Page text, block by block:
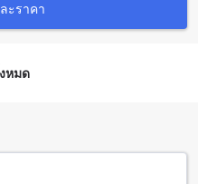
งถึงโรงแรมมรกตในเมือง
งเป็นจังหวัดชุมพร ในการเดิน
เวลาเดินทางประมาณ 30
รถแท็กซี่หรือรถรับส่งได้เช่น
ะราคา
หมด